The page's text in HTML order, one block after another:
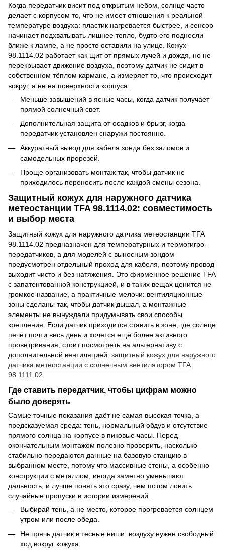
Когда передатчик висит под открытым небом, солнце часто
делает с корпусом то, что не имеет отношения к реальной
температуре воздуха: пластик нагревается быстрее, и сенсор
начинает подхватывать лишнее тепло, будто его поднесли
ближе к лампе, а не просто оставили на улице. Кожух
98.1114.02 работает как щит от прямых лучей и дождя, но не
перекрывает движение воздуха, поэтому датчик не сидит в
собственном тёплом кармане, а измеряет то, что происходит
вокруг, а не на поверхности корпуса.
Меньше завышений в ясные часы, когда датчик получает
прямой солнечный свет.
Дополнительная защита от осадков и брызг, когда
передатчик установлен снаружи постоянно.
Аккуратный вывод для кабеля зонда без заломов и
самодельных прорезей.
Проще организовать монтаж так, чтобы датчик не
приходилось переносить после каждой смены сезона.
Защитный кожух для наружного датчика
метеостанции TFA 98.1114.02: совместимость
и выбор места
Защитный кожух для наружного датчика метеостанции TFA
98.1114.02 предназначен для температурных и термогигро-
передатчиков, а для моделей с выносным зондом
предусмотрен отдельный проход для кабеля, поэтому провод
выходит чисто и без натяжения. Это фирменное решение TFA
с запатентованной конструкцией, и в таких вещах ценится не
громкое название, а практичные мелочи: вентиляционные
зоны сделаны так, чтобы датчик дышал, а монтажные
элементы не вынуждали придумывать свои способы
крепления. Если датчик приходится ставить в зоне, где солнце
печёт почти весь день и хочется ещё более активного
проветривания, стоит посмотреть на альтернативу с
дополнительной вентиляцией: защитный кожух для наружного
датчика метеостанции с солнечным вентилятором TFA
98.1111.02
Где ставить передатчик, чтобы цифрам можно
было доверять
Самые точные показания даёт не самая высокая точка, а
предсказуемая среда: тень, нормальный обдув и отсутствие
прямого солнца на корпусе в пиковые часы. Перед
окончательным монтажом полезно проверить, насколько
стабильно передаются данные на базовую станцию в
выбранном месте, потому что массивные стены, а особенно
конструкции с металлом, иногда заметно уменьшают
дальность, и лучше понять это сразу, чем потом ловить
случайные пропуски в истории измерений.
Выбирай тень, а не место, которое прогревается солнцем
утром или после обеда.
Не прячь датчик в тесные ниши: воздуху нужен свободный
ход вокруг кожуха.